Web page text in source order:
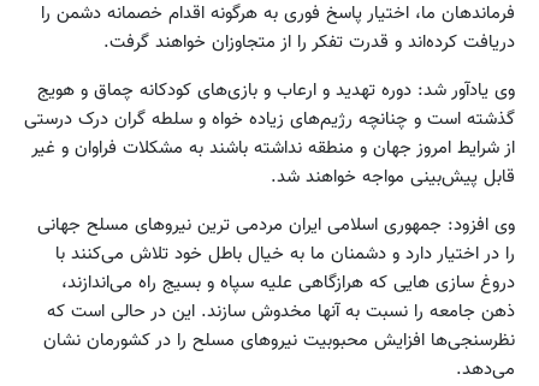
فرماندهان ما، اختیار پاسخ فوری به هرگونه اقدام خصمانه دشمن را
دریافت کرده‌اند و قدرت تفکر را از متجاوزان خواهند گرفت.
وی یادآور شد: دوره تهدید و ارعاب و بازی‌های کودکانه چماق و هویج
گذشته است و چنانچه رژیم‌های زیاده خواه و سلطه گران درک درستی
از شرایط امروز جهان و منطقه نداشته باشند به مشکلات فراوان و غیر
قابل پیش‌بینی مواجه خواهند شد.
وی افزود: جمهوری اسلامی ایران مردمی ترین نیروهای مسلح جهانی
را در اختیار دارد و دشمنان ما به خیال باطل خود تلاش می‌کنند با
دروغ سازی هایی که هرازگاهی علیه سپاه و بسیج راه می‌اندازند،
ذهن جامعه را نسبت به آنها مخدوش سازند. این در حالی است که
نظر‌سنجی‌ها افزایش محبوبیت نیروهای مسلح را در کشورمان نشان
می‌دهد.